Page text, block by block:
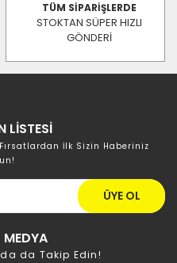
TÜM SİPARİŞLERDE
STOKTAN SÜPER HIZLI
GÖNDERİ
LİSTESİ
İlk Sizin Haberiniz
ÜYE OL
MEDYA
da Takip Edin!